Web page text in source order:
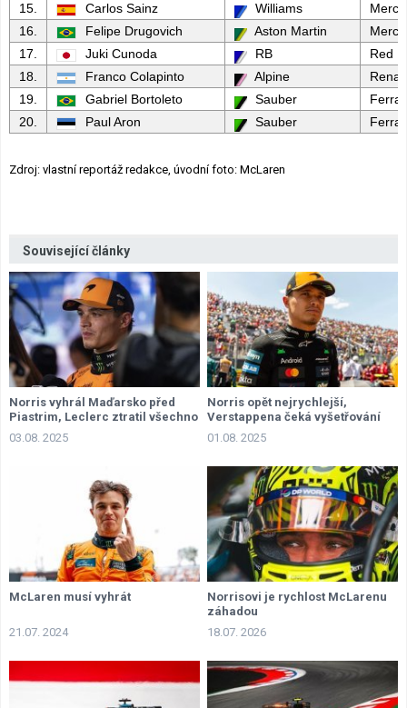
15.
Carlos Sainz Williams
16.
Felipe Drugovich Aston Martin
17.
Juki Cunoda RB
Red
18.
Franco Colapinto Alpine
19.
Gabriel Bortoleto Sauber
20.
Paul Aron Sauber
Zdroj: vlastní reportáž redakce, úvodní foto: McLaren
Související články
Norris vyhrál Maďarsko před
Piastrim, Leclerc ztratil všechno
03.08. 2025
Norris opět nejrychlejší,
Verstappena čeká vyšetřování
01.08. 2025
McLaren musí vyhrát
21.07. 2024
Norrisovi je rychlost McLarenu
záhadou
18.07. 2026